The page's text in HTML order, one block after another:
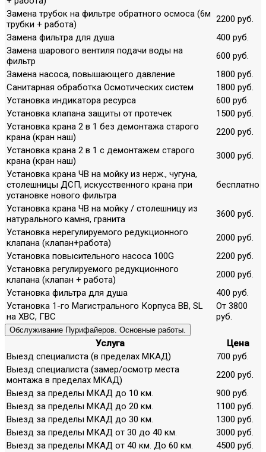
Замена трубок на фильтре обратного осмоса (6м
трубки + работа)
2200 руб.
Замена фильтра для душа
400 руб.
Замена шарового вентиля подачи воды на
фильтр
600 руб.
Замена насоса, повышающего давление
1800 руб.
Санитарная обработка Осмотических систем
1800 руб.
Установка индикатора ресурса
600 руб.
Установка клапана защиты от протечек
1500 руб.
Установка крана 2 в 1 без демонтажа старого
крана (кран наш)
2200 руб.
Установка крана 2 в 1 с демонтажем старого
крана (кран наш)
3000 руб.
Установка крана ЧВ на мойку из нерж., чугуна,
столешницы ДСП, искусственного крана при
установке нового фильтра
бесплатно
Установка крана ЧВ на мойку / столешницу из
натурального камня, гранита
3600 руб.
Установка нерегулируемого редукционного
клапана (клапан+работа)
2000 руб.
Установка повысительного насоса 100G
2200 руб.
Установка регулируемого редукционного
клапана (клапан + работа)
2000 руб.
Установка фильтра для душа
400 руб.
Установка 1-го Магистрального Корпуса ВВ, SL
на ХВС, ГВС
От 3800
руб.
Обслуживание Пурифайеров. Основные работы.
Услуга
Цена
Выезд специалиста (в пределах МКАД)
700 руб.
Выезд специалиста (замер/осмотр места
монтажа в пределах МКАД)
2200 руб.
Выезд за пределы МКАД до 10 км.
900 руб.
Выезд за пределы МКАД до 20 км.
1100 руб.
Выезд за пределы МКАД до 30 км.
1300 руб.
Выезд за пределы МКАД от 30 до 40 км.
3000 руб.
Выезд за пределы МКАД от 40 км. До 60 км.
4500 руб.